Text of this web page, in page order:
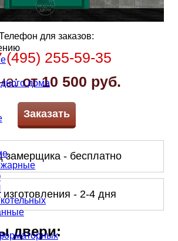
дома
для заказов:
(495) 255-59-35
от 10 500 руб.
Заказать
замерщика - бесплатно
- 2-4 дня
двери: